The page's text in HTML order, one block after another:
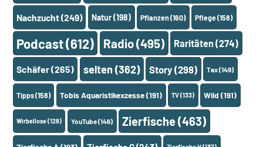
Nachzucht(249) Natur(198) Pflanzen(160) Pflege(158)
Podcast(612) Radio(495) Raritäten (274)
Schäfer(265) selten (362) Story (298) Tax(149)
Tipps(158) Tobis Aquaristikexzesse(191) TV(133) Wild (191)
Wirbellose(128) YouTube(146) Zierfische(463)